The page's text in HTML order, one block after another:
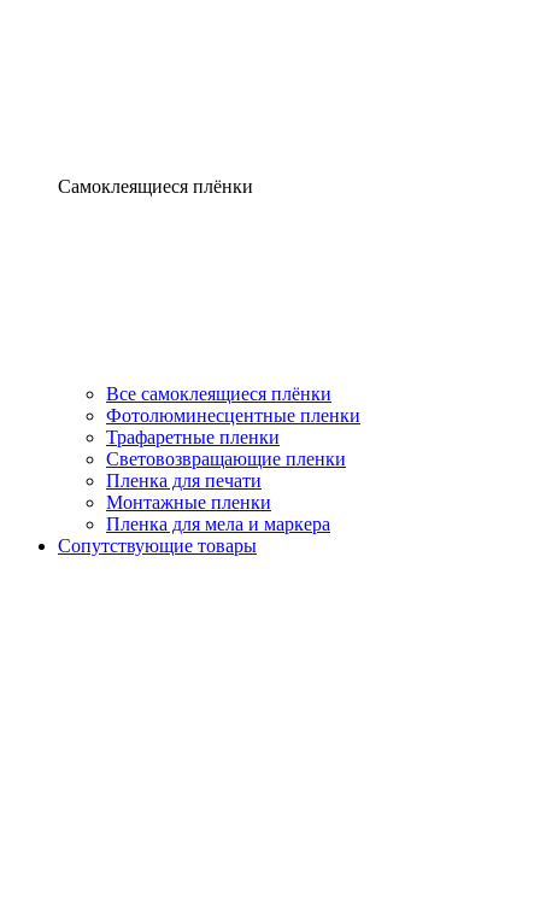
Самоклеящиеся плёнки
Все самоклеящиеся плёнки
Фотолюминесцентные пленки
Трафаретные пленки
Световозвращающие пленки
Пленка для печати
Монтажные пленки
Пленка для мела и маркера
Сопутствующие товары